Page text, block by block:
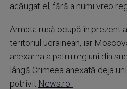
adăugat el, fără a numi vreo
Armata rusă ocupă în prezent
teritoriul ucrainean, iar
anexarea a patru regiuni din
lângă Crimeea anexată deja
potrivit News.ro.